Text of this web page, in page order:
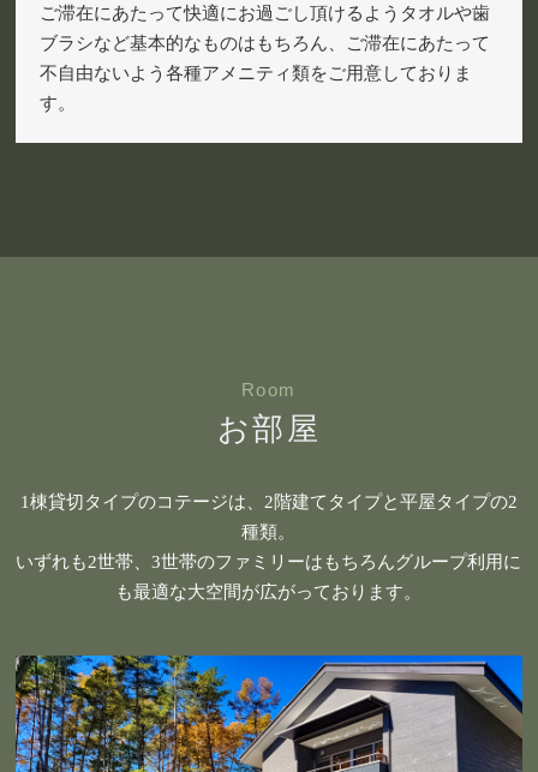
ご滞在にあたって快適にお過ごし頂けるようタオルや歯
ブラシなど基本的なものはもちろん、ご滞在にあたって
不自由ないよう各種アメニティ類をご用意しておりま
す。
Room
お部屋
1棟貸切タイプのコテージは、2階建てタイプと平屋タイプの2
種類。
いずれも2世帯、3世帯のファミリーはもちろんグループ利用に
も最適な大空間が広がっております。